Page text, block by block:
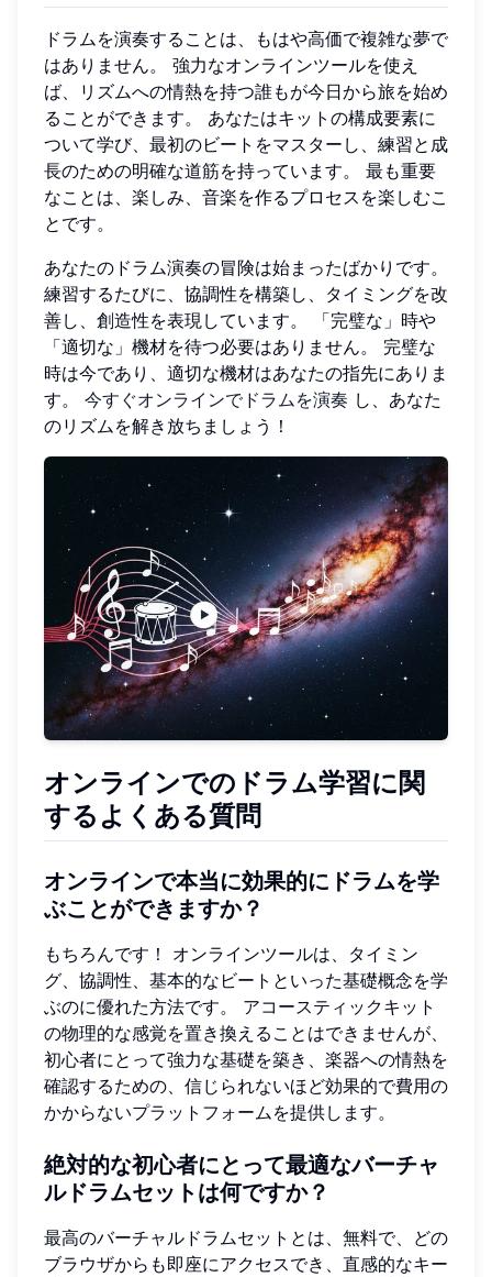
ドラムを演奏することは、もはや高価で複雑な夢で
はありません。 強力なオンラインツールを使え
ば、リズムへの情熱を持つ誰もが今日から旅を始め
ることができます。 あなたはキットの構成要素に
ついて学び、最初のビートをマスターし、練習と成
長のための明確な道筋を持っています。 最も重要
なことは、楽しみ、音楽を作るプロセスを楽しむこ
とです。
あなたのドラム演奏の冒険は始まったばかりです。
練習するたびに、協調性を構築し、タイミングを改
善し、創造性を表現しています。 「完璧な」時や
「適切な」機材を待つ必要はありません。 完璧な
時は今であり、適切な機材はあなたの指先にありま
す。 今すぐオンラインでドラムを演奏 し、あなた
のリズムを解き放ちましょう！
オンラインでのドラム学習に関
するよくある質問
オンラインで本当に効果的にドラムを学
ぶことができますか？
もちろんです！ オンラインツールは、タイミン
グ、協調性、基本的なビートといった基礎概念を学
ぶのに優れた方法です。 アコースティックキット
の物理的な感覚を置き換えることはできませんが、
初心者にとって強力な基礎を築き、楽器への情熱を
確認するための、信じられないほど効果的で費用の
かからないプラットフォームを提供します。
絶対的な初心者にとって最適なバーチャ
ルドラムセットは何ですか？
最高のバーチャルドラムセットとは、無料で、どの
ブラウザからも即座にアクセスでき、直感的なキー